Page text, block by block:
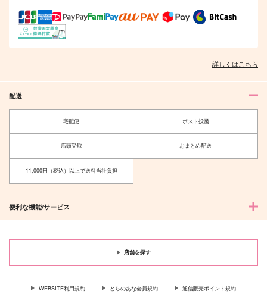
そんなに言うなら抱いてやる ファミレス行こ。 下
オレはお前に推されたい!! 隠れ狼と流され子羊
夫を味方にする方法 5 甘くて熱くて息もできない 4
詳しくはこちら
配送
宅配便 ポスト投函
店頭受取 おまとめ配送
11,000円（税込）以上で送料当社負担
便利な機能/サービス
店舗を探す
WEBSITE利用規約 とらのあな会員規約 通信販売ポイント規約